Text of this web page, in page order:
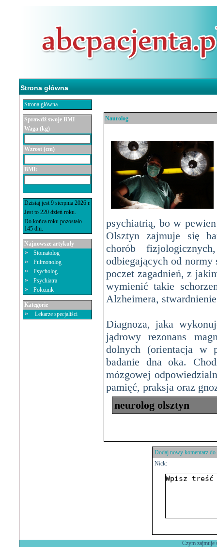
Strona główna
Strona główna
Sprawdź swoje BMI
Waga (kg)
Wzrost (cm)
BMI:
Dzisiaj jest 9 sierpnia 2026 r.
Jest to 220 dzień roku.
Do końca roku pozostało
145 dni.
Najnowsze artykuły
Stomatolog
Pulmonolog
Psycholog
Psychiatra
Położnik
Kategorie
Lekarze specjaliści
Naurolog
psychiatrią, bo w
Olsztyn zajmuje się
chorób
odbiegających od
poczet zagadnień, z
wymienić takie
Alzheimera,
Diagnoza, jaka
jądrowy rezonans
dolnych (orientacja w
badanie dna oka.
mózgowej
pamięć, praksja oraz
neurolog olsztyn
Dodaj nowy komentarz
Nick:
Czym zajmuje